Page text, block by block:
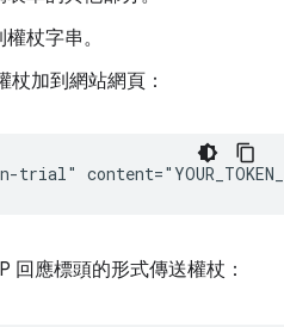
杖字串。
杖加到網站網頁：
回應標頭的形式傳送權杖：